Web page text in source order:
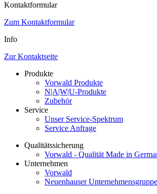
Kontaktformular
Zum Kontaktformular
Info
Zur Kontaktseite
Produkte
Vorwald Produkte
N|A|W|U-Produkte
Zubehör
Service
Unser Service-Spektrum
Service Anfrage
Qualitätssicherung
Vorwald - Qualität Made in
Unternehmen
Vorwald
Neuenhauser Unternehmensgruppe